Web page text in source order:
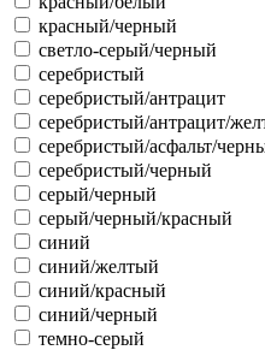
красный/черный
светло-серый/черный
серебристый
серебристый/антрацит
серебристый/антрацит/
серебристый/асфальт/
серебристый/черный
серый/черный
серый/черный/красный
синий
синий/желтый
синий/красный
синий/черный
темно-серый